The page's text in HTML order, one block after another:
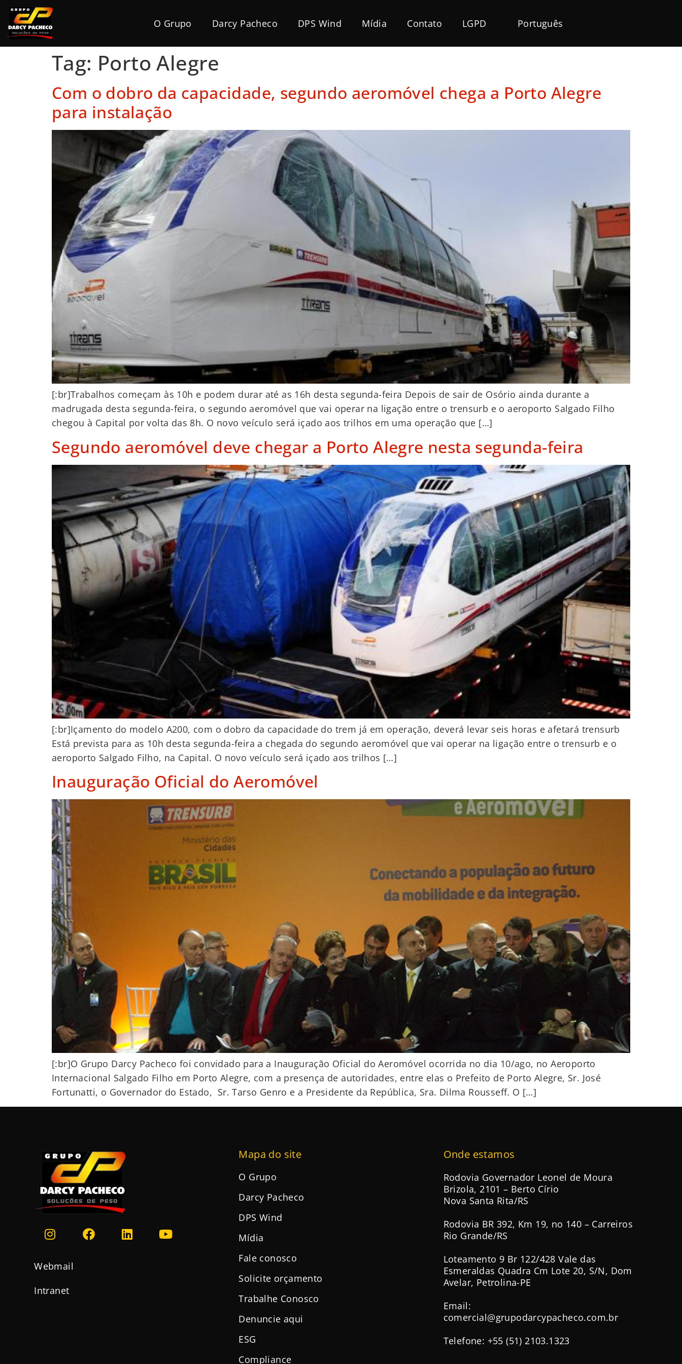
O Grupo Darcy Pacheco DPS Wind Mídia Contato LGPD Português
Tag: Porto Alegre
Com o dobro da capacidade, segundo aeromóvel chega a Porto Alegre
para instalação
[:br]Trabalhos começam às 10h e podem durar até as 16h desta segunda-feira Depois de sair de Osório ainda durante a
madrugada desta segunda-feira, o segundo aeromóvel que vai operar na ligação entre o trensurb e o aeroporto Salgado Filho
chegou à Capital por volta das 8h. O novo veículo será içado aos trilhos em uma operação que […]
Segundo aeromóvel deve chegar a Porto Alegre nesta segunda-feira
[:br]Içamento do modelo A200, com o dobro da capacidade do trem já em operação, deverá levar seis horas e afetará trensurb
Está prevista para as 10h desta segunda-feira a chegada do segundo aeromóvel que vai operar na ligação entre o trensurb e o
aeroporto Salgado Filho, na Capital. O novo veículo será içado aos trilhos […]
Inauguração Oficial do Aeromóvel
[:br]O Grupo Darcy Pacheco foi convidado para a Inauguração Oficial do Aeromóvel ocorrida no dia 10/ago, no Aeroporto
Internacional Salgado Filho em Porto Alegre, com a presença de autoridades, entre elas o Prefeito de Porto Alegre, Sr. José
Fortunatti, o Governador do Estado, Sr. Tarso Genro e a Presidente da República, Sra. Dilma Rousseff. O […]
Webmail
Intranet
Mapa do site
O Grupo
Darcy Pacheco
DPS Wind
Mídia
Fale conosco
Solicite orçamento
Trabalhe Conosco
Denuncie aqui
ESG
Compliance
Onde estamos
Rodovia Governador Leonel de Moura
Brizola, 2101 – Berto Círio
Nova Santa Rita/RS
Rodovia BR 392, Km 19, no 140 – Carreiros
Rio Grande/RS
Loteamento 9 Br 122/428 Vale das
Esmeraldas Quadra Cm Lote 20, S/N, Dom
Avelar, Petrolina-PE
Email:
comercial@grupodarcypacheco.com.br
Telefone: +55 (51) 2103.1323